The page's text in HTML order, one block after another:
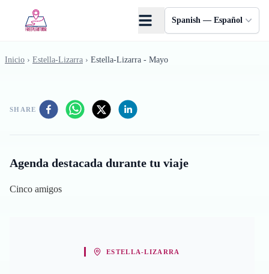
Spanish — Español
Inicio › Estella-Lizarra › Estella-Lizarra - Mayo
SHARE
Agenda destacada durante tu viaje
Cinco amigos
ESTELLA-LIZARRA